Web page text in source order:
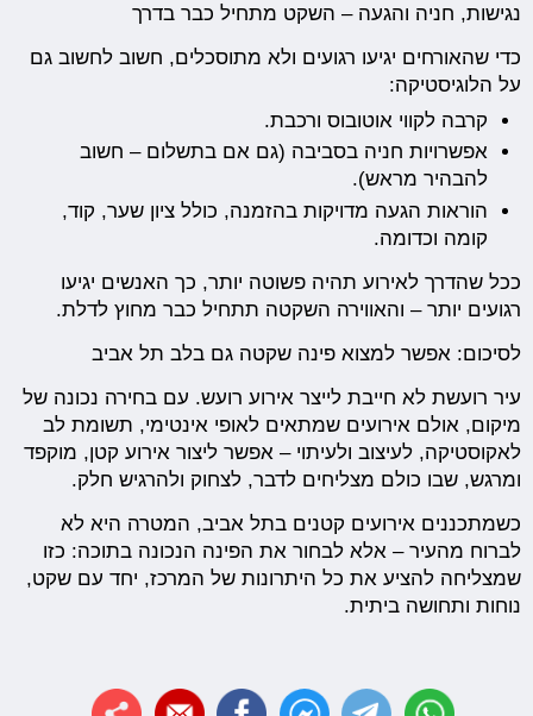
נגישות, חניה והגעה – השקט מתחיל כבר בדרך
כדי שהאורחים יגיעו רגועים ולא מתוסכלים, חשוב לחשוב גם
על הלוגיסטיקה:
קרבה לקווי אוטובוס ורכבת.
אפשרויות חניה בסביבה (גם אם בתשלום – חשוב
להבהיר מראש).
הוראות הגעה מדויקות בהזמנה, כולל ציון שער, קוד,
קומה וכדומה.
ככל שהדרך לאירוע תהיה פשוטה יותר, כך האנשים יגיעו
רגועים יותר – והאווירה השקטה תתחיל כבר מחוץ לדלת.
לסיכום: אפשר למצוא פינה שקטה גם בלב תל אביב
עיר רועשת לא חייבת לייצר אירוע רועש. עם בחירה נכונה של
מיקום, אולם אירועים שמתאים לאופי אינטימי, תשומת לב
לאקוסטיקה, לעיצוב ולעיתוי – אפשר ליצור אירוע קטן, מוקפד
ומרגש, שבו כולם מצליחים לדבר, לצחוק ולהרגיש חלק.
כשמתכננים אירועים קטנים בתל אביב, המטרה היא לא
לברוח מהעיר – אלא לבחור את הפינה הנכונה בתוכה: כזו
שמצליחה להציע את כל היתרונות של המרכז, יחד עם שקט,
נוחות ותחושה ביתית.